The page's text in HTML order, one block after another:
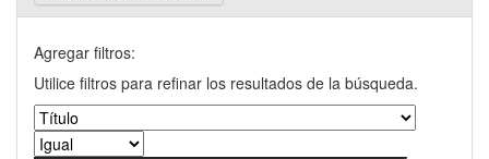
Agregar filtros:
Utilice filtros para refinar los resultados de la búsqueda.